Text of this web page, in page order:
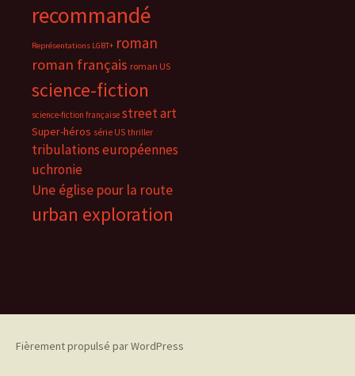
recommandé
Représentations LGBT+ roman
roman français roman US
science-fiction
science-fiction française street art
Super-héros série US thriller
tribulations européennes
uchronie
Une église pour la route
urban exploration
Fièrement propulsé par WordPress